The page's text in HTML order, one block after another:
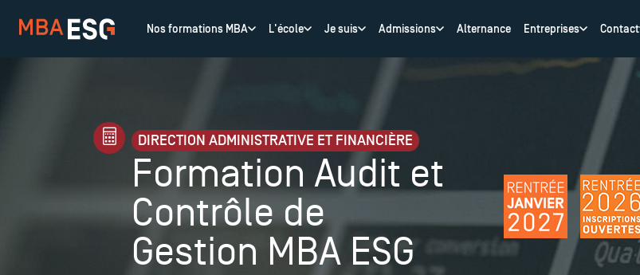
DIRECTION ADMINISTRATIVE ET FINANCIÈRE
Formation Audit et
Contrôle de
Gestion MBA ESG
Nos formations MBA L'école Je suis Admissions Alternance Entreprises Contact